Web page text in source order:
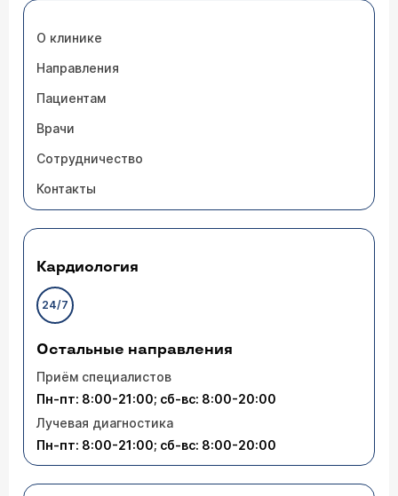
О клинике
Направления
Пациентам
Врачи
Сотрудничество
Контакты
Кардиология
24/7
Остальные направления
Приём специалистов
Пн-пт: 8:00-21:00; сб-вс: 8:00-20:00
Лучевая диагностика
Пн-пт: 8:00-21:00; сб-вс: 8:00-20:00